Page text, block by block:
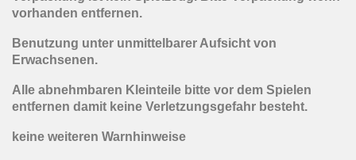
vorhanden entfernen.
Benutzung unter unmittelbarer Aufsicht von
Erwachsenen.
Alle abnehmbaren Kleinteile bitte vor dem Spielen
entfernen damit keine Verletzungsgefahr besteht.
keine weiteren Warnhinweise